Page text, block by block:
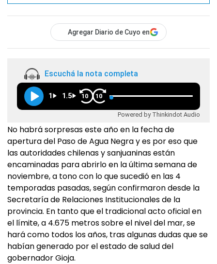
Agregar Diario de Cuyo en
Escuchá la nota completa
1 1.5 10 10
Powered by Thinkindot Audio
No habrá sorpresas este año en la fecha de
apertura del Paso de Agua Negra y es por eso que
las autoridades chilenas y sanjuaninas están
encaminadas para abrirlo en la última semana de
noviembre, a tono con lo que sucedió en las 4
temporadas pasadas, según confirmaron desde la
Secretaría de Relaciones Institucionales de la
provincia. En tanto que el tradicional acto oficial en
el límite, a 4.675 metros sobre el nivel del mar, se
hará como todos los años, tras algunas dudas que se
habían generado por el estado de salud del
gobernador Gioja.